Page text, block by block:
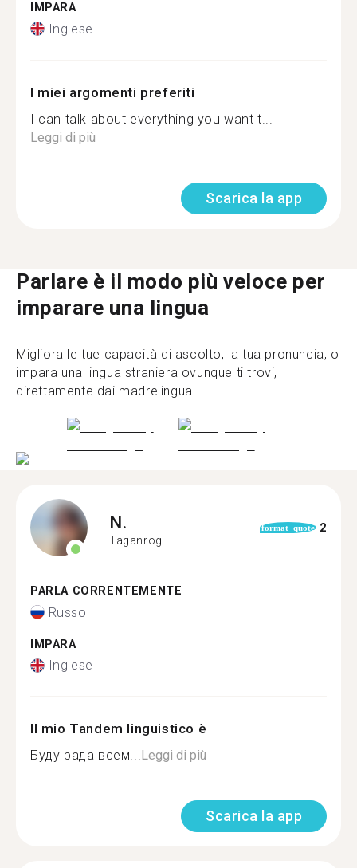
IMPARA
Inglese
I miei argomenti preferiti
I can talk about everything you want t...
Leggi di più
Scarica la app
Parlare è il modo più veloce per
imparare una lingua
Migliora le tue capacità di ascolto, la tua pronuncia, o
impara una lingua straniera ovunque ti trovi,
direttamente dai madrelingua.
N.
Taganrog
format_quote 2
PARLA CORRENTEMENTE
Russo
IMPARA
Inglese
Il mio Tandem linguistico è
Буду рада всем...Leggi di più
Scarica la app